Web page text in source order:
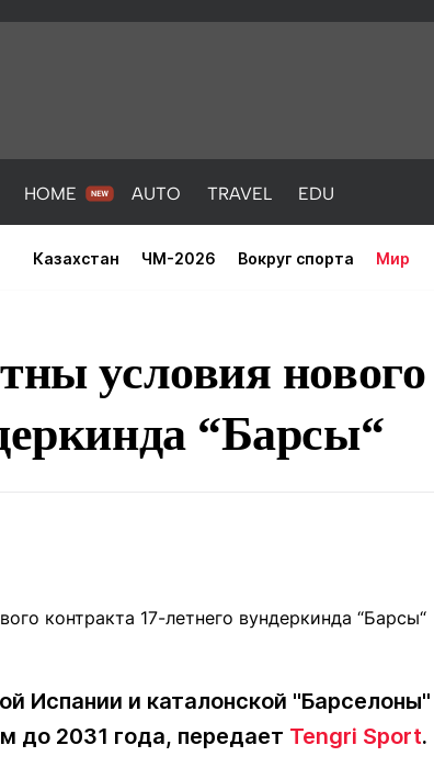
HOME AUTO TRAVEL EDU
Казахстан ЧМ-2026 Вокруг спорта Мир
Контакты редакции Вакансии Реклама Пресс-центр
условия
“Барсы“
Испании и каталонской
до 2031 года, передает Tengri Sport.